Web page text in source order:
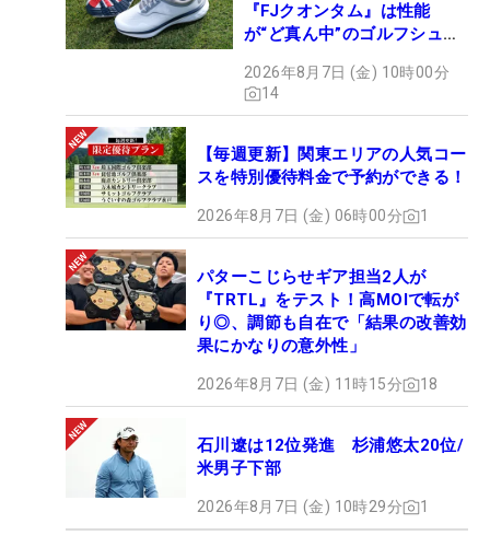
『FJクオンタム』は性能
が“ど真ん中”のゴルフシュー
2026年8月7日 (金) 10時00分
14
【毎週更新】関東エリアの人気コー
スを特別優待料金で予約ができる！
2026年8月7日 (金) 06時00分 1
パターこじらせギア担当2人が
『TRTL』をテスト！高MOIで転が
り◎、調節も自在で「結果の改善効
果にかなりの意外性」
2026年8月7日 (金) 11時15分 18
石川遼は12位発進 杉浦悠太20位/
米男子下部
2026年8月7日 (金) 10時29分 1